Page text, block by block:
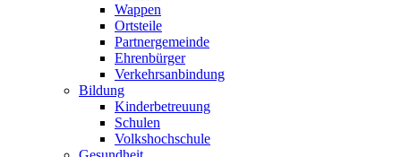
Wappen
Ortsteile
Partnergemeinde
Ehrenbürger
Verkehrsanbindung
Bildung
Kinderbetreuung
Schulen
Volkshochschule